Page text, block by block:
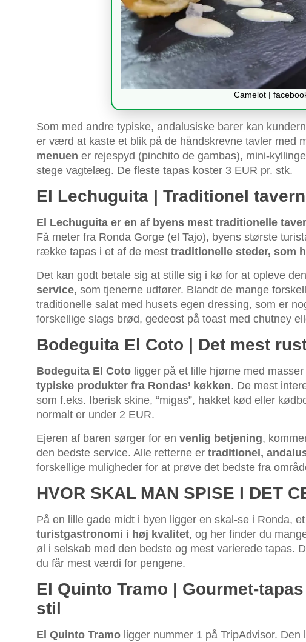
Camelot |
Som med andre typiske, andalusiske barer kan
er værd at kaste et blik på de håndskrevne tavler med
menuen er rejespyd (pinchito de gambas), mini-
stege vagtelæg. De fleste tapas koster 3 EUR pr. stk.
El Lechuguita | Traditionel
El Lechuguita er en af byens mest traditionelle
Få meter fra Ronda Gorge (el Tajo), byens største
række tapas i et af de mest traditionelle steder, som
Det kan godt betale sig at stille sig i kø for at opleve den
service, som tjenerne udfører. Blandt de mange
traditionelle salat med husets egen dressing, som er
forskellige slags brød, gedeost på toast med chutney
Bodeguita El Coto | Det mest
Bodeguita El Coto ligger på et lille hjørne med
typiske produkter fra Rondas’ køkken. De mest
som f.eks. Iberisk skine, “migas”, hakket kød eller
normalt er under 2 EUR.
Ejeren af baren sørger for en venlig betjening,
den bedste service. Alle retterne er traditionel,
forskellige muligheder for at prøve det bedste fra
HVOR SKAL MAN SPISE I DET
På en lille gade midt i byen ligger en skal-se i Ronda,
turistgastronomi i høj kvalitet, og her finder du
øl i selskab med den bedste og mest varierede tapas.
du får mest værdi for pengene.
El Quinto Tramo | Gourmet-
stil
El Quinto Tramo ligger nummer 1 på TripAdvisor.